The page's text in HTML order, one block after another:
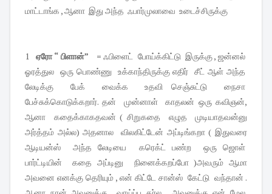
மாட்டாங்க , ஆனா இது அந்த ஃபார்முலாவை உடைச்சிருக்கு
1 ஏரோ “ பிளான்” = ஃபிளைட் போய்க்கிட்டு இருக்கு , ஜன்னல்
ஓரத்துல ஒரு பொண்ணு உக்காந்திருக்கு எதிர் சீட் ஆள் அந்த
லேடிக்கு பேக் வைக்க உதவி செஞ்சுட்டு நைசா
பேச்சுக்கொடுக்கறார். தன் முன்னாள் காதலன் ஒரு கவிஞன்,
ஆனா கதைக்காகதவன் ( சிறுகதை எழுத முடியாதவன்னு
அர்த்தம் அல்ல) அதனால விலகிட்டேன் அப்டிங்கறா ( இதுவரை
ஆடியன்ஸ் அந்த லேடியை கரெக்ட் பண்ற ஒரு ஜொள்
பார்ட்டியின் கதை அப்டினு நினைக்கறப்போ )அவரும் ஆமா
அவனை எனக்கு தெரியும் , என் கிட்டே சான்ஸ் கேட்டு வந்தான் .